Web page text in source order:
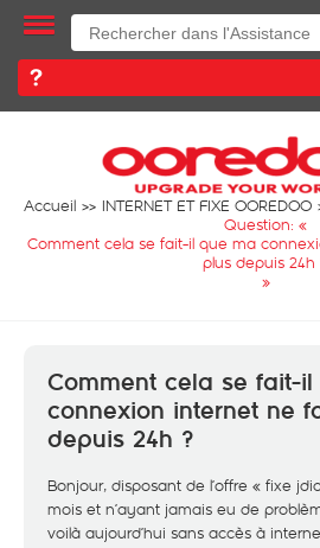
Accueil
INTERNET ET FIXE OOREDOO
Question: «
Comment cela se fait-il que ma
plus depuis 24h
»
Comment cela se fait-
connexion internet ne
depuis 24h ?
Bonjour, disposant de l’offre « fixe
mois et n’ayant jamais eu de
voilà aujourd’hui sans accès à